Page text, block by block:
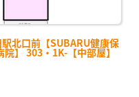
北口前【SUBARU健康保
院】 303・1K-【中部屋】